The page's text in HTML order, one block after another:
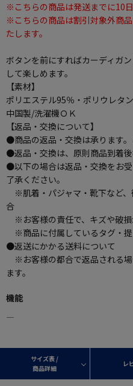
※こちらの商品は発送までに10日
※こちらの商品は割引対象外商
たします。
ボタンを前にすればカーディガ
して楽しめます。
【素材】
ポリエステル95％・ポリウレタ
中国製/洗濯機ＯＫ
【返品・交換について】
●商品の返品・交換は承ります。
●返品・交換は、原則商品到着
●以下の場合は返品・交換をお
了承ください。
※肌着・パジャマ・靴下など
合
※お客様の責任で、キズや破
※商品に付属しているタグ・
●返送にかかる送料について
※お客様の都合で返品される
ます。
機能
―
サイズ表 /
商品詳細
レ